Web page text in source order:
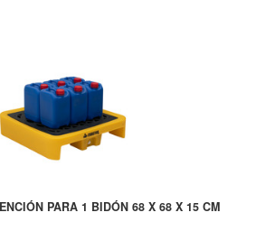
PARA 1 BIDÓN 68 X 68 X 15 CM